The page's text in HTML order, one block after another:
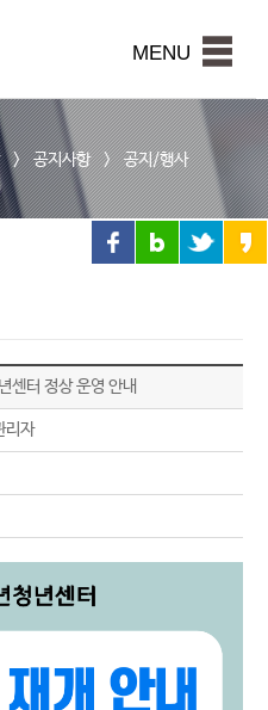
로가기
MENU
>공지사항>공지/행사
센터 정상 운영 안내
리자